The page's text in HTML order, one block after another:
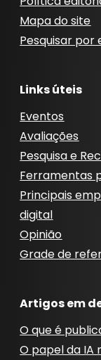
Mapa do site
Pesquisar por
Links úteis
Eventos
Avaliações
Pesquisa e
Ferramentas
Principais
digital
Opinião
Grade de
Artigos em
O que é
O papel da IA